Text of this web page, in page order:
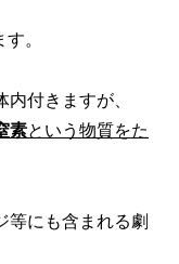
。
付きますが、
素という物質をた
等にも含まれる劇